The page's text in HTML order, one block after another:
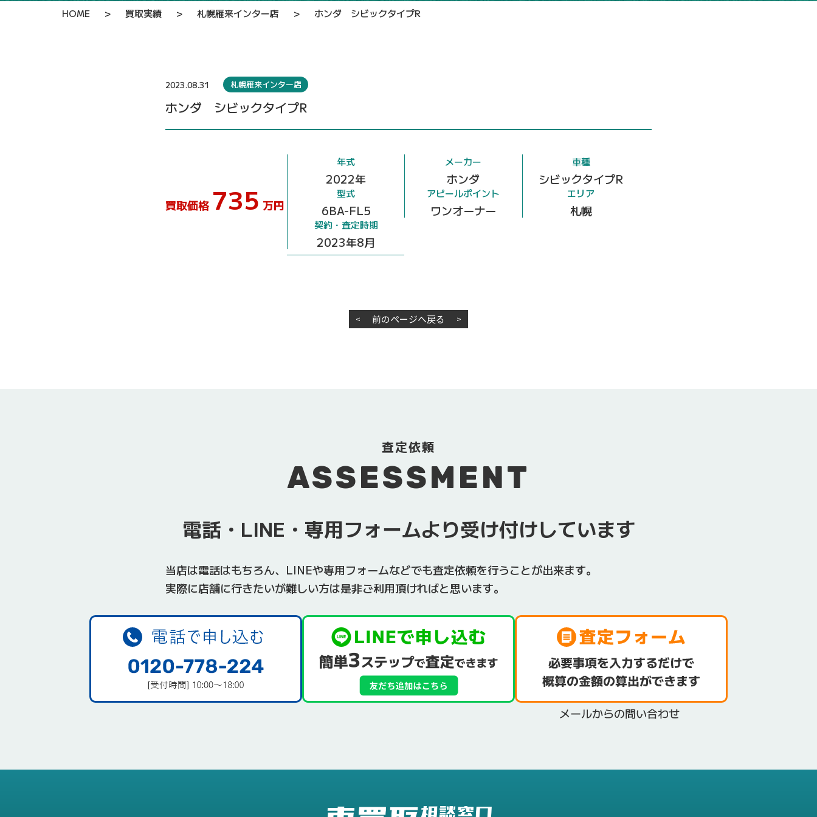
HOME > 買取実績 > 札幌雁来インター店 > ホンダ シビックタイプR
2023.08.31 札幌雁来インター店
ホンダ シビックタイプR
買取価格 735 万円
年式
2022年
メーカー
ホンダ
車種
シビックタイプR
型式
6BA-FL5
アピールポイント
ワンオーナー
エリア
札幌
契約・査定時期
2023年8月
< 前のページへ戻る >
査定依頼
ASSESSMENT
電話・LINE・専用フォームより受け付けしています
当店は電話はもちろん、LINEや専用フォームなどでも査定依頼を行うことが出来ます。
実際に店舗に行きたいが難しい方は是非ご利用頂ければと思います。